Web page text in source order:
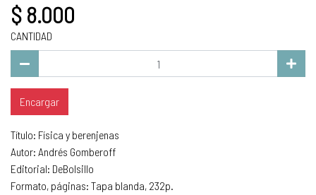
$ 8.000
CANTIDAD
Encargar
Título: Física y berenjenas
Autor: Andrés Gomberoff
Editorial: DeBolsillo
Formato, páginas: Tapa blanda, 232p.